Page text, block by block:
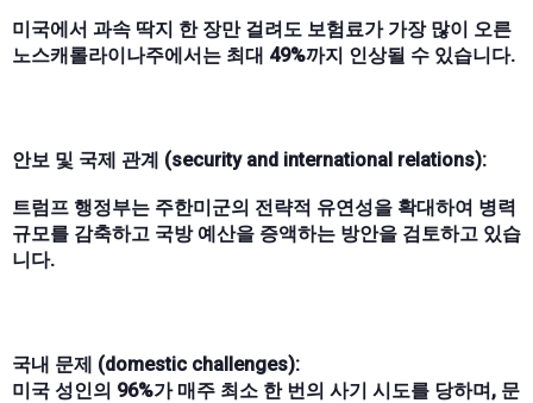
미국에서 과속 딱지 한 장만 걸려도 보험료가 가장 많이 오른
노스캐롤라이나주에서는 최대 49%까지 인상될 수 있습니다.
안보 및 국제 관계 (security and international relations):
트럼프 행정부는 주한미군의 전략적 유연성을 확대하여 병력
규모를 감축하고 국방 예산을 증액하는 방안을 검토하고 있습
니다.
국내 문제 (domestic challenges):
미국 성인의 96%가 매주 최소 한 번의 사기 시도를 당하며, 문